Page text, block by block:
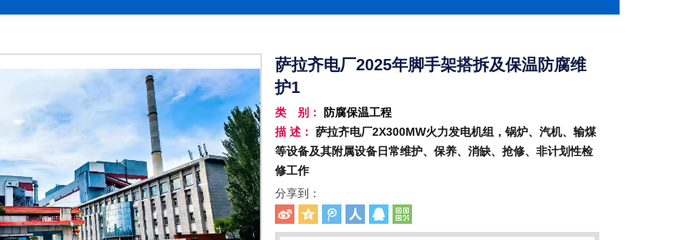
萨拉齐电厂2025年脚手架搭拆及保温防腐维
护1
类 别：
防腐保温工程
描 述： 萨拉齐电厂2X300MW火力发电机组，锅炉、汽机、输煤
等设备及其附属设备日常维护、保养、消缺、抢修、非计划性检
修工作
分享到：